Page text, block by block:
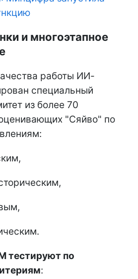
и многоэтапное
работы ИИ-
специальный
из более 70
"Сяйво" по
тестируют по
: